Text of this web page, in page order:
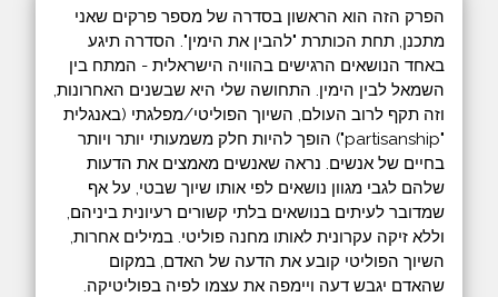
הפרק הזה הוא הראשון בסדרה של מספר פרקים שאני
מתכנן, תחת הכותרת "להבין את הימין". הסדרה תיגע
באחד הנושאים הרגישים בהוויה הישראלית - המתח בין
השמאל לבין הימין. התחושה שלי היא שבשנים האחרונות,
וזה תקף לרוב העולם, השיוך הפוליטי/מפלגתי (באנגלית
"partisanship") הופך להיות חלק משמעותי יותר ויותר
בחיים של אנשים. נראה שאנשים מאמצים את הדעות
שלהם לגבי מגוון נושאים לפי אותו שיוך שבטי, על אף
שמדובר לעיתים בנושאים בלתי קשורים רעיונית ביניהם,
וללא זיקה עקרונית לאותו מחנה פוליטי. במילים אחרות,
השיוך הפוליטי קובע את הדעה של האדם, במקום
שהאדם יגבש דעה ויימפה את עצמו לפיה בפוליטיקה.